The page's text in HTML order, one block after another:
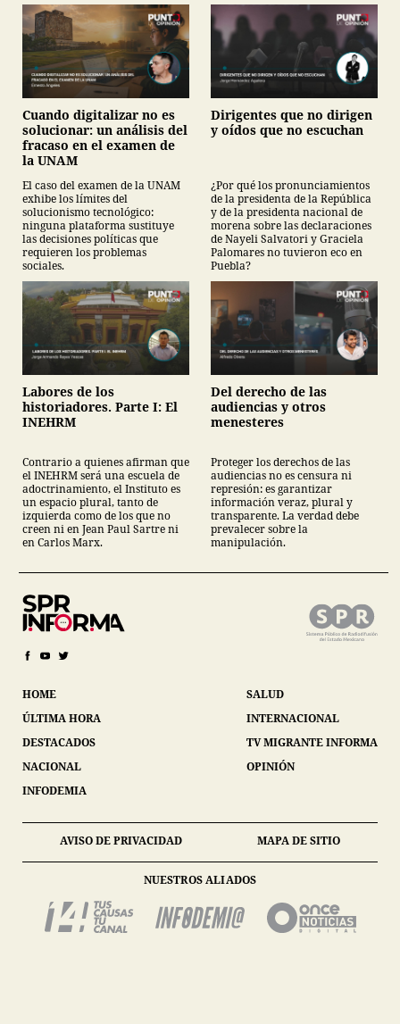
Cuando digitalizar no es
solucionar: un análisis del
fracaso en el examen de
la UNAM
El caso del examen de la UNAM
exhibe los límites del
solucionismo tecnológico:
ninguna plataforma sustituye
las decisiones políticas que
requieren los problemas
sociales.
Dirigentes que no dirigen
y oídos que no escuchan
¿Por qué los pronunciamientos
de la presidenta de la República
y de la presidenta nacional de
morena sobre las declaraciones
de Nayeli Salvatori y Graciela
Palomares no tuvieron eco en
Puebla?
Labores de los
historiadores. Parte I: El
INEHRM
Contrario a quienes afirman que
el INEHRM será una escuela de
adoctrinamiento, el Instituto es
un espacio plural, tanto de
izquierda como de los que no
creen ni en Jean Paul Sartre ni
en Carlos Marx.
Del derecho de las
audiencias y otros
menesteres
Proteger los derechos de las
audiencias no es censura ni
represión: es garantizar
información veraz, plural y
transparente. La verdad debe
prevalecer sobre la
manipulación.
HOME
ÚLTIMA HORA
DESTACADOS
NACIONAL
INFODEMIA
SALUD
INTERNACIONAL
TV MIGRANTE INFORMA
OPINIÓN
AVISO DE PRIVACIDAD MAPA DE SITIO
NUESTROS ALIADOS